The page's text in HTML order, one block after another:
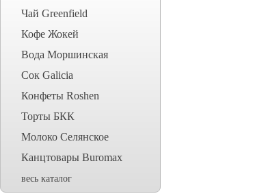
Чай Greenfield
Кофе Жокей
Вода Моршинская
Сок Galicia
Конфеты Roshen
Торты БКК
Молоко Селянское
Канцтовары Buromax
весь каталог